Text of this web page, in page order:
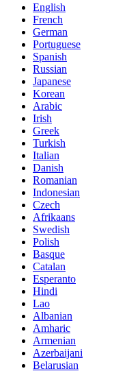
English
French
German
Portuguese
Spanish
Russian
Japanese
Korean
Arabic
Irish
Greek
Turkish
Italian
Danish
Romanian
Indonesian
Czech
Afrikaans
Swedish
Polish
Basque
Catalan
Esperanto
Hindi
Lao
Albanian
Amharic
Armenian
Azerbaijani
Belarusian